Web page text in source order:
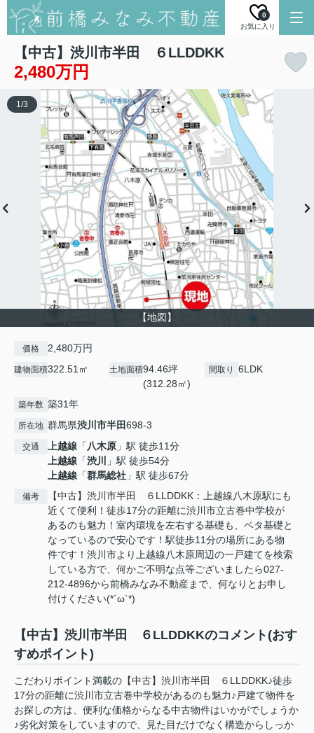
お気に入り
0
【中古】渋川市半田 ６LLDDKK
2,480万円
【地図】
1/3
価格 2,480万円
建物面積322.51㎡ 土地面積94.46坪
(312.28㎡)
間取り 6LDK
築年数 築31年
所在地 群馬県渋川市半田698-3
交通 上越線 「八木原 」駅 徒歩11分
上越線 「渋川
」駅 徒歩54分
上越線 「群馬総社 」駅 徒歩67分
備考
【中古】渋川市半田 ６LLDDKK：上越線八木原駅にも
近くて便利！徒歩17分の距離に渋川市立古巻中学校が
あるのも魅力！室内環境を左右する基礎も、ベタ基礎と
なっているので安心です！駅徒歩11分の場所にある物
件です！渋川市より上越線八木原周辺の一戸建てを検索
している方で、何かご不明な点等ございましたら027-
212-4896から前橋みなみ不動産まで、何なりとお申し
付けください(*´ω`*)
【中古】渋川市半田 ６LLDDKKのコメント(おす
すめポイント)
こだわりポイント満載の【中古】渋川市半田 ６LLDDKK♪徒歩
17分の距離に渋川市立古巻中学校があるのも魅力♪戸建て物件を
お探しの方は、便利な価格からなる中古物件はいかがでしょうか
♪劣化対策をしていますので、見た目だけでなく構造からしっか